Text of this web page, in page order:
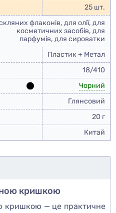
25 шт.
флаконів, для олії, для
косметичних засобів, для
парфумів, для сироватки
Пластик + Метал
18/410
Чорний
Глянсовий
20 г
Китай
кришкою
кришкою — це практичне